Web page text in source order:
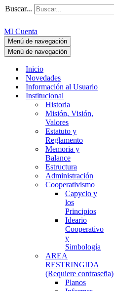
Buscar...
MI Cuenta
Menú de navegación
Menú de navegación
Inicio
Novedades
Información al Usuario
Institucional
Historia
Misión, Visión,
Valores
Estatuto y
Reglamento
Memoria y
Balance
Estructura
Administración
Cooperativismo
Capyclo y
los
Principios
Ideario
Cooperativo
y
Simbología
AREA
RESTRINGIDA
(Requiere contraseña)
Planos